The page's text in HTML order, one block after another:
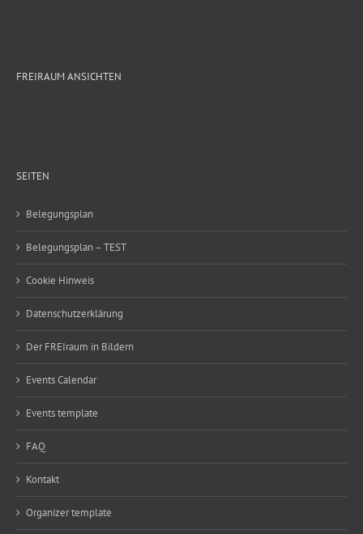
FREIRAUM ANSICHTEN
SEITEN
Belegungsplan
Belegungsplan – TEST
Cookie Hinweis
Datenschutzerklärung
Der FREIraum in Bildern
Events Calendar
Events template
FAQ
Kontakt
Organizer template